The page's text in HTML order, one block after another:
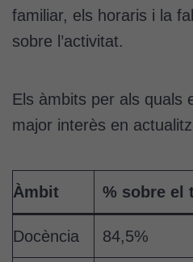
familiar, els horaris i la
sobre l’activitat.
Els àmbits per als quals
major interès en
Àmbit % sobre el
Docència 84,5%